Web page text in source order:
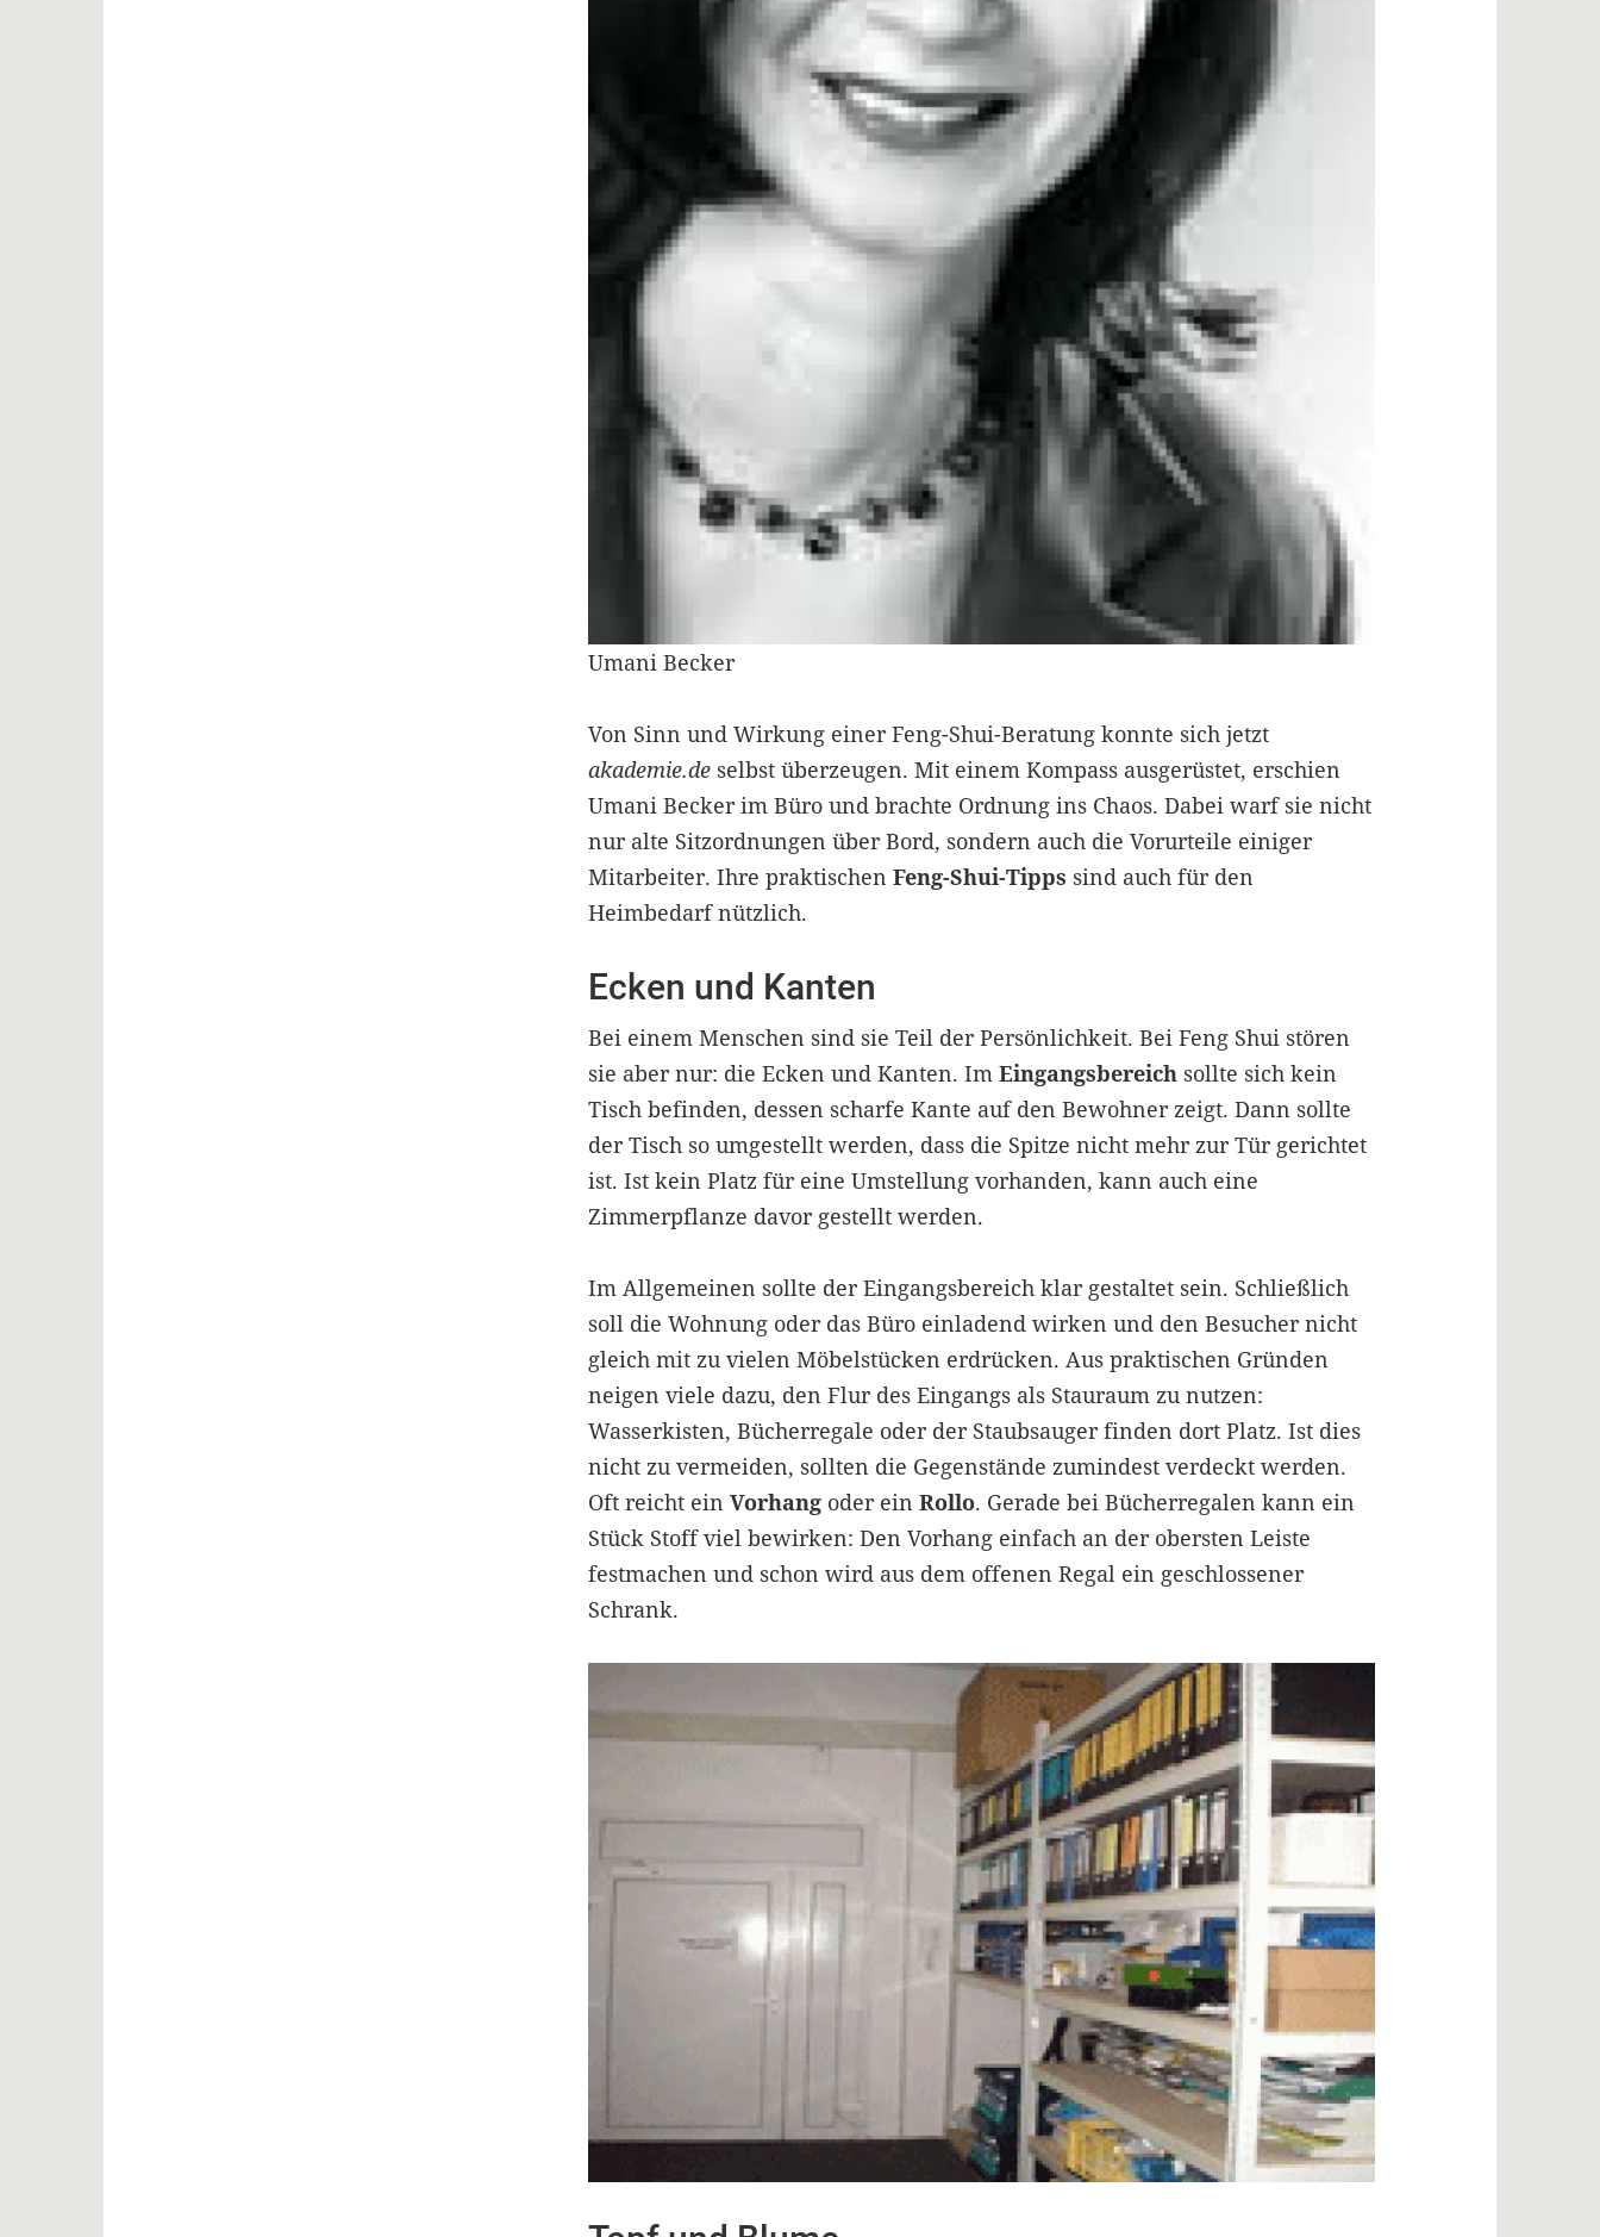
Umani Becker
Von Sinn und Wirkung einer Feng-Shui-Beratung konnte sich jetzt
akademie.deselbst überzeugen. Mit einem Kompass ausgerüstet, erschien
Umani Becker im Büro und brachte Ordnung ins Chaos. Dabei warf sie nicht
nur alte Sitzordnungen über Bord, sondern auch die Vorurteile einiger
Mitarbeiter. Ihre praktischen Feng-Shui-Tipps sind auch für den
Heimbedarf nützlich.
Ecken und Kanten
Bei einem Menschen sind sie Teil der Persönlichkeit. Bei Feng Shui stören
sie aber nur: die Ecken und Kanten. Im Eingangsbereichsollte sich kein
Tisch befinden, dessen scharfe Kante auf den Bewohner zeigt. Dann sollte
der Tisch so umgestellt werden, dass die Spitze nicht mehr zur Tür gerichtet
ist. Ist kein Platz für eine Umstellung vorhanden, kann auch eine
Zimmerpflanze davor gestellt werden.
Im Allgemeinen sollte der Eingangsbereich klar gestaltet sein. Schließlich
soll die Wohnung oder das Büro einladend wirken und den Besucher nicht
gleich mit zu vielen Möbelstücken erdrücken. Aus praktischen Gründen
neigen viele dazu, den Flur des Eingangs als Stauraum zu nutzen:
Wasserkisten, Bücherregale oder der Staubsauger finden dort Platz. Ist dies
nicht zu vermeiden, sollten die Gegenstände zumindest verdeckt werden.
Oft reicht ein Vorhang oder ein Rollo. Gerade bei Bücherregalen kann ein
Stück Stoff viel bewirken: Den Vorhang einfach an der obersten Leiste
festmachen und schon wird aus dem offenen Regal ein geschlossener
Schrank.